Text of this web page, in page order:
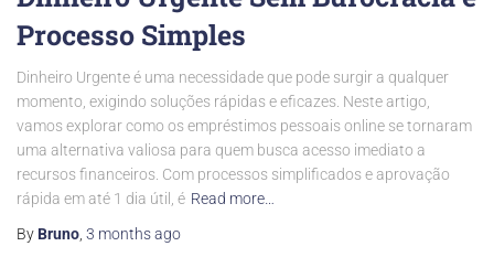
Processo Simples
Dinheiro Urgente é uma necessidade que pode surgir a qualquer
momento, exigindo soluções rápidas e eficazes. Neste artigo,
vamos explorar como os empréstimos pessoais online se tornaram
uma alternativa valiosa para quem busca acesso imediato a
recursos financeiros. Com processos simplificados e aprovação
rápida em até 1 dia útil, é Read more…
By Bruno 3 monthsago